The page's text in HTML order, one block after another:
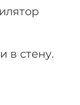
в стену.